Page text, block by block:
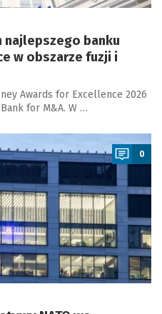
najlepszego banku
w obszarze fuzji i
Awards for Excellence 2026
for M&A. W …
0